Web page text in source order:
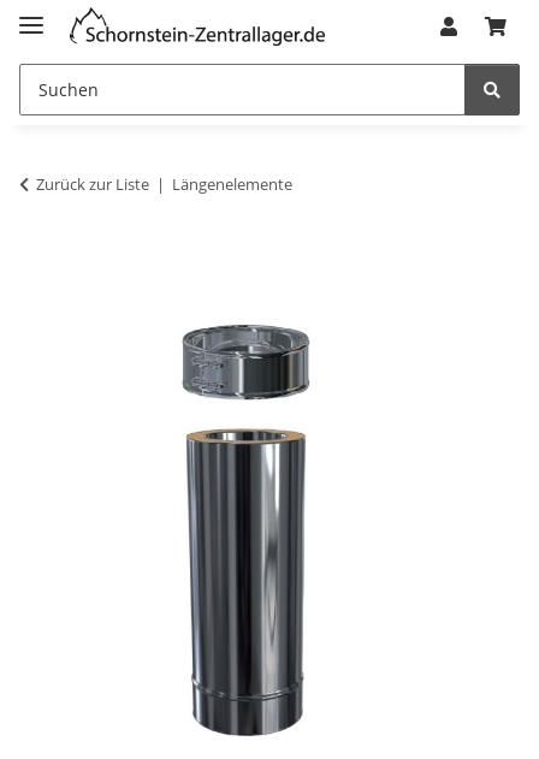
Zurück zur Liste Längenelemente